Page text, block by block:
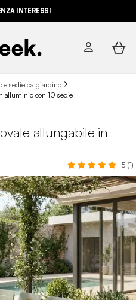
INTERESSI
e sedie da giardino
alluminio con 10 sedie
allungabile in
5 (1)